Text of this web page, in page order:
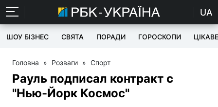
UA
ШОУ БІЗНЕС СВЯТА ПОРАДИ ГОРОСКОПИ ЦІКАВЕ
Головна » Розваги » Спорт
Рауль подписал контракт с
"Нью-Йорк Космос"